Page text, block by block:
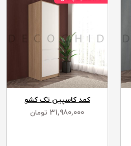
کمد کاسپین تک کشو
۳۱,۹۸۰,۰۰۰ تومان